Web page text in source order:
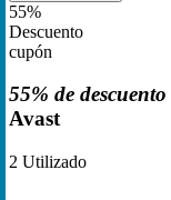
55%
Descuento
cupón
55% de descuento
Avast
2 Utilizado